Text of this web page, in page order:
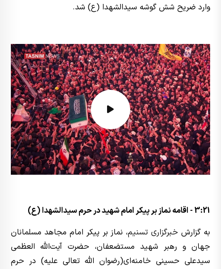
وارد ضریح شش گوشه سیدالشهدا (ع) شد.
3:21 - اقامه نماز بر پیکر امام شهید در حرم سیدالشهدا (ع)
به گزارش خبرگزاری تسنیم، نماز بر پیکر امام مجاهد مسلمانان
جهان و رهبر شهید مستضعفان، حضرت آیت‌الله العظمی
سیدعلی حسینی خامنه‌ای(رضوان الله تعالی علیه) در حرم